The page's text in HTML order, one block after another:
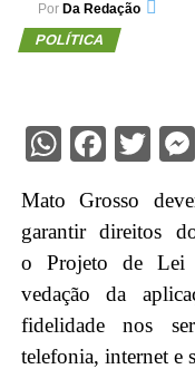
Por Da Redação
POLÍTICA
Mato Grosso
garantir direitos
o Projeto de Lei
vedação da
fidelidade nos
telefonia, internet e